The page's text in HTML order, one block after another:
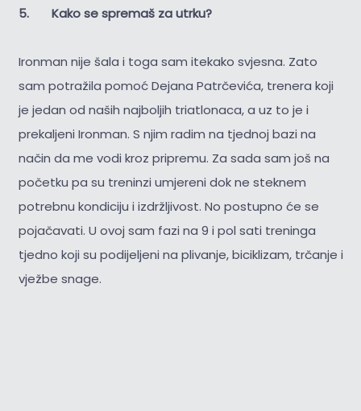
5. Kako se spremaš za utrku?
Ironman nije šala i toga sam itekako svjesna. Zato
sam potražila pomoć Dejana Patrčevića, trenera koji
je jedan od naših najboljih triatlonaca, a uz to je i
prekaljeni Ironman. S njim radim na tjednoj bazi na
način da me vodi kroz pripremu. Za sada sam još na
početku pa su treninzi umjereni dok ne steknem
potrebnu kondiciju i izdržljivost. No postupno će se
pojačavati. U ovoj sam fazi na 9 i pol sati treninga
tjedno koji su podijeljeni na plivanje, biciklizam, trčanje i
vježbe snage.